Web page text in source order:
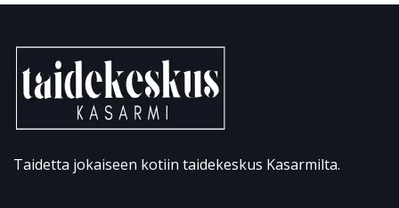
Taidetta jokaiseen kotiin taidekeskus Kasarmilta.